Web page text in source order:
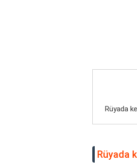
Rüyada
Rüyada